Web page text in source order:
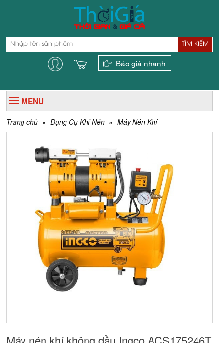
TÌM KIẾM
Báo giá nhanh
MENU
Trang chủ » Dụng Cụ Khí Nén » Máy Nén Khí
Máy nén khí không dầu Ingco ACS175246T